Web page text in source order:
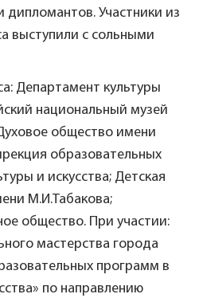
дипломантов. Участники из
выступили с сольными
Департамент культуры
национальный музей
общество имени
образовательных
и искусства; Детская
М.И.Табакова;
общество. При участии:
мастерства города
программ в
по направлению